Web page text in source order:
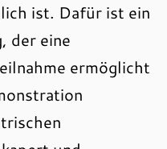
ist. Dafür ist ein
der eine
ermöglicht